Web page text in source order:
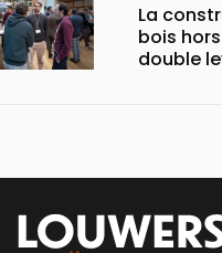
La
bois
double